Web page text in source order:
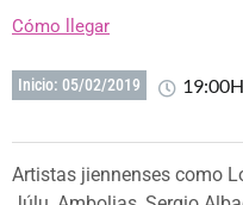
Cómo llegar
Inicio: 05/02/2019 19:00H
Artistas jiennenses como